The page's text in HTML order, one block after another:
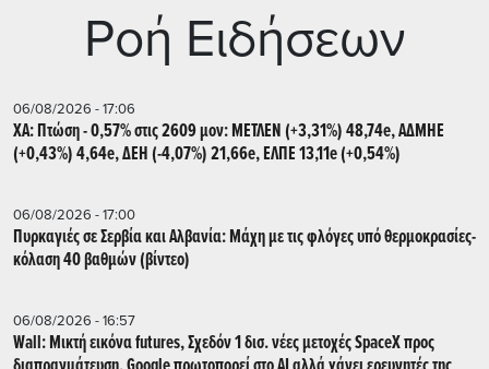
Ρoή Ειδήσεων
06/08/2026 - 17:06
ΧΑ: Πτώση - 0,57% στις 2609 μον: ΜΕΤΛΕΝ (+3,31%) 48,74e, ΑΔΜΗΕ
(+0,43%) 4,64e, ΔΕΗ (-4,07%) 21,66e, ΕΛΠΕ 13,11e (+0,54%)
06/08/2026 - 17:00
Πυρκαγιές σε Σερβία και Αλβανία: Μάχη με τις φλόγες υπό θερμοκρασίες-
κόλαση 40 βαθμών (βίντεο)
06/08/2026 - 16:57
Wall: Μικτή εικόνα futures, Σχεδόν 1 δισ. νέες μετοχές SpaceX προς